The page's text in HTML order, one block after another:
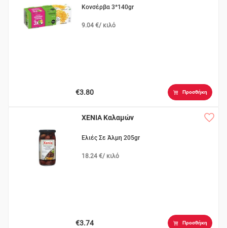
Κονσέρβα 3*140gr
9.04 €/ κιλό
€3.80 Προσθήκη
XENIA Καλαμών
Ελιές Σε Άλμη 205gr
18.24 €/ κιλό
€3.74 Προσθήκη